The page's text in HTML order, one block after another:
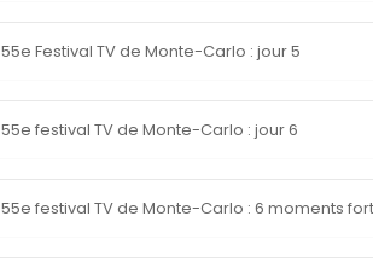
55e Festival TV de Monte-Carlo : jour 5
55e festival TV de Monte-Carlo : jour 6
55e festival TV de Monte-Carlo : 6 moments